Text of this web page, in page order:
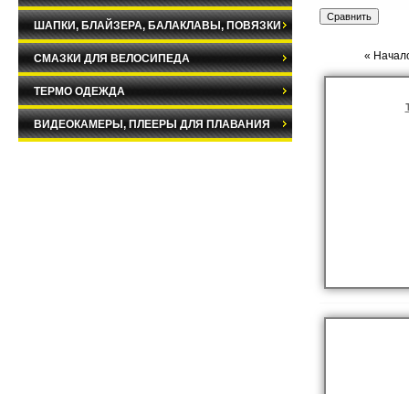
«
ШАПКИ, БЛАЙЗЕРА, БАЛАКЛАВЫ, ПОВЯЗКИ
СМАЗКИ ДЛЯ ВЕЛОСИПЕДА
ТЕРМО ОДЕЖДА
ВИДЕОКАМЕРЫ, ПЛЕЕРЫ ДЛЯ ПЛАВАНИЯ